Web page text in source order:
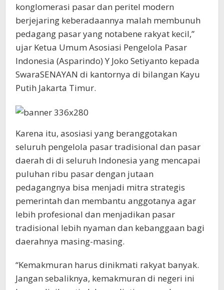
konglomerasi pasar dan peritel modern
berjejaring keberadaannya malah membunuh
pedagang pasar yang notabene rakyat kecil,”
ujar Ketua Umum Asosiasi Pengelola Pasar
Indonesia (Asparindo) Y Joko Setiyanto kepada
SwaraSENAYAN di kantornya di bilangan Kayu
Putih Jakarta Timur.
Karena itu, asosiasi yang beranggotakan
seluruh pengelola pasar tradisional dan pasar
daerah di di seluruh Indonesia yang mencapai
puluhan ribu pasar dengan jutaan
pedagangnya bisa menjadi mitra strategis
pemerintah dan membantu anggotanya agar
lebih profesional dan menjadikan pasar
tradisional lebih nyaman dan kebanggaan bagi
daerahnya masing-masing.
“Kemakmuran harus dinikmati rakyat banyak.
Jangan sebaliknya, kemakmuran di negeri ini